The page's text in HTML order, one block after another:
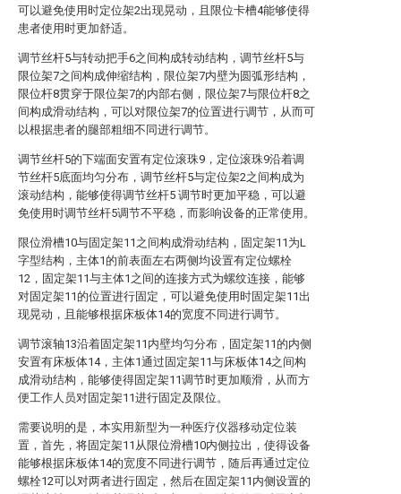
可以避免使用时定位架2出现晃动，且限位卡槽4能够使得
患者使用时更加舒适。
调节丝杆5与转动把手6之间构成转动结构，调节丝杆5与
限位架7之间构成伸缩结构，限位架7内壁为圆弧形结构，
限位杆8贯穿于限位架7的内部右侧，限位架7与限位杆8之
间构成滑动结构，可以对限位架7的位置进行调节，从而可
以根据患者的腿部粗细不同进行调节。
调节丝杆5的下端面安置有定位滚珠9，定位滚珠9沿着调
节丝杆5底面均匀分布，调节丝杆5与定位架2之间构成为
滚动结构，能够使得调节丝杆5 调节时更加平稳，可以避
免使用时调节丝杆5调节不平稳，而影响设备的正常使用。
限位滑槽10与固定架11之间构成滑动结构，固定架11为L
字型结构，主体1的前表面左右两侧均设置有定位螺栓
12，固定架11与主体1之间的连接方式为螺纹连接，能够
对固定架11的位置进行固定，可以避免使用时固定架11出
现晃动，且能够根据床板体14的宽度不同进行调节。
调节滚轴13沿着固定架11内壁均匀分布，固定架11的内侧
安置有床板体14，主体1通过固定架11与床板体14之间构
成滑动结构，能够使得固定架11调节时更加顺滑，从而方
便工作人员对固定架11进行固定及限位。
需要说明的是，本实用新型为一种医疗仪器移动定位装
置，首先，将固定架11从限位滑槽10内侧拉出，使得设备
能够根据床板体14的宽度不同进行调节，随后再通过定位
螺栓12可以对两者进行固定，然后在固定架11内侧设置的